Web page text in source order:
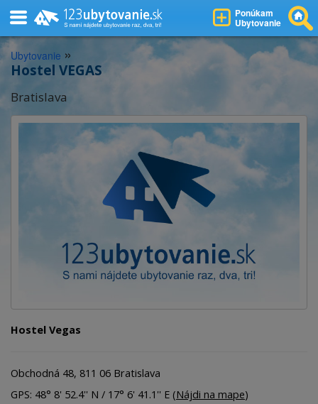
Ponúkam
Ubytovanie
Ubytovanie »
Hostel VEGAS
Bratislava
Hostel Vegas
Obchodná 48, 811 06 Bratislava
GPS: 48° 8' 52.4'' N / 17° 6' 41.1'' E (Nájdi na mape)